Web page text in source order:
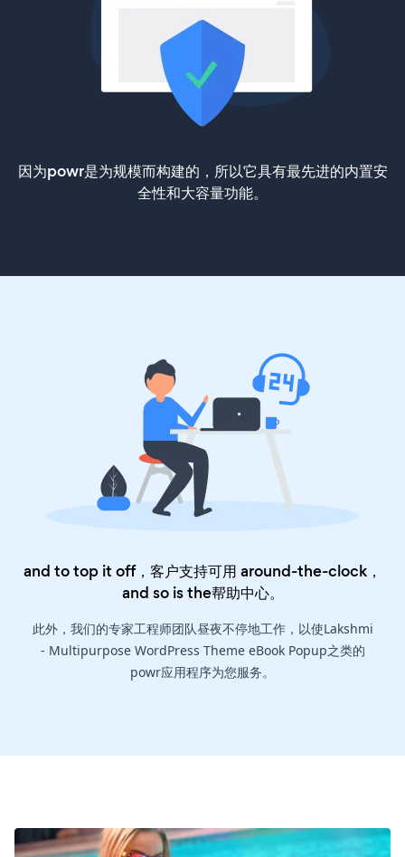
因为powr是为规模而构建的，所以它具有最先进的内置安
全性和大容量功能。
and to top it off，客户支持可用 around-the-clock，
and so is the帮助中心。
此外，我们的专家工程师团队昼夜不停地工作，以使Lakshmi
- Multipurpose WordPress Theme eBook Popup之类的
powr应用程序为您服务。